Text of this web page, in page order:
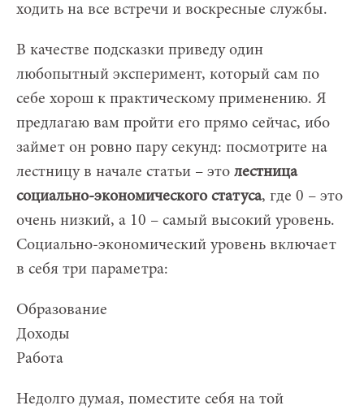
ходить на все встречи и воскресные службы.
В качестве подсказки приведу один
любопытный эксперимент, который сам по
себе хорош к практическому применению. Я
предлагаю вам пройти его прямо сейчас, ибо
займет он ровно пару секунд: посмотрите на
лестницу в начале статьи – это лестница
социально-экономического статуса, где 0 – это
очень низкий, а 10 – самый высокий уровень.
Социально-экономический уровень включает
в себя три параметра:
Образование
Доходы
Работа
Недолго думая, поместите себя на той